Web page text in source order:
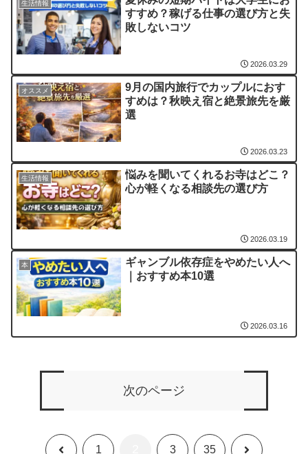
生活情報
すすめ？稼げる仕事の選び方と失
敗しないコツ
2026.03.29
オススメ
9月の国内旅行でカップルにおす
すめは？秋映え宿と絶景旅先を厳
選
2026.03.23
生活情報
悩みを聞いてくれるお寺はどこ？
心が軽くなる相談先の選び方
2026.03.19
本
ギャンブル依存症をやめたい人へ
｜おすすめ本10選
2026.03.16
次のページ
前 1 3 35 次